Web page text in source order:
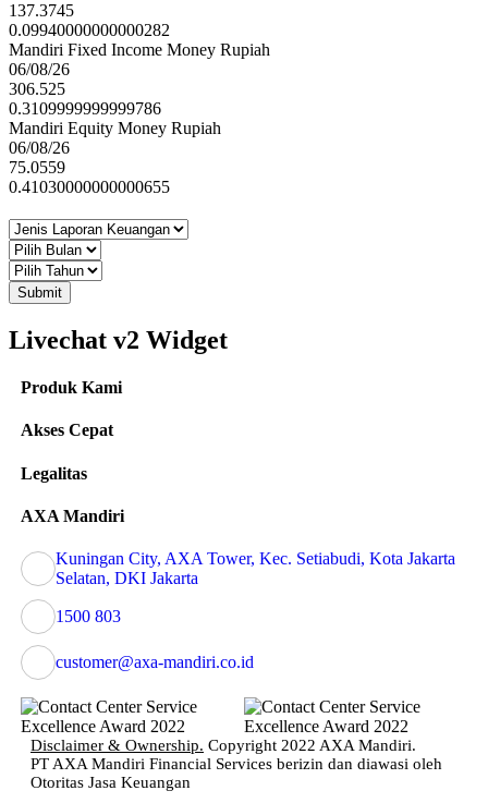
137.3745
0.09940000000000282
Mandiri Fixed Income Money Rupiah
06/08/26
306.525
0.3109999999999786
Mandiri Equity Money Rupiah
06/08/26
75.0559
0.41030000000000655
Submit
Livechat v2 Widget
Produk Kami
Akses Cepat
Legalitas
AXA Mandiri
Kuningan City, AXA Tower, Kec. Setiabudi, Kota Jakarta
Selatan, DKI Jakarta
1500 803
customer@axa-mandiri.co.id
Disclaimer & Ownership. Copyright 2022 AXA Mandiri.
PT AXA Mandiri Financial Services berizin dan diawasi oleh
Otoritas Jasa Keuangan